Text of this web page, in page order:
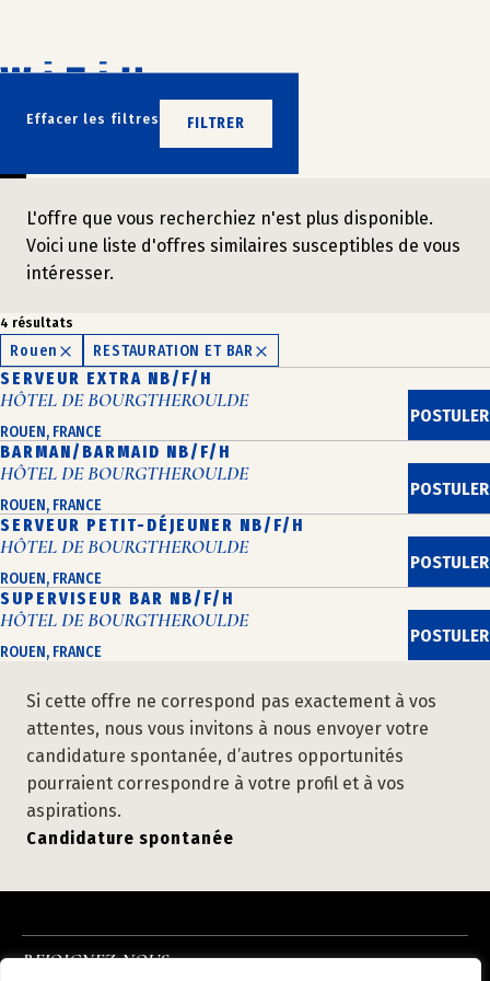
contenu
Effacer les filtres FILTRER
N’ATTENDEZ PLUS
REJOIGNEZ-NOUS
L'offre que vous recherchiez n'est plus disponible.
Voici une liste d'offres similaires susceptibles de vous
intéresser.
4 résultats
Rouen RESTAURATION ET BAR
SERVEUR EXTRA NB/F/H
HÔTEL DE BOURGTHEROULDE
ROUEN, FRANCE
POSTULER
BARMAN/BARMAID NB/F/H
HÔTEL DE BOURGTHEROULDE
ROUEN, FRANCE
POSTULER
SERVEUR PETIT-DÉJEUNER NB/F/H
HÔTEL DE BOURGTHEROULDE
ROUEN, FRANCE
POSTULER
SUPERVISEUR BAR NB/F/H
HÔTEL DE BOURGTHEROULDE
ROUEN, FRANCE
POSTULER
Si cette offre ne correspond pas exactement à vos
attentes, nous vous invitons à nous envoyer votre
candidature spontanée, d’autres opportunités
pourraient correspondre à votre profil et à vos
aspirations.
Candidature spontanée
REJOIGNEZ-NOUS